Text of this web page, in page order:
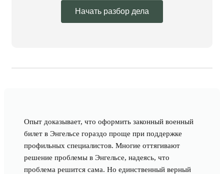
Начать разбор дела
Опыт доказывает, что оформить законный военный
билет в Энгельсе гораздо проще при поддержке
профильных специалистов. Многие оттягивают
решение проблемы в Энгельсе, надеясь, что
проблема решится сама. Но единственный верный